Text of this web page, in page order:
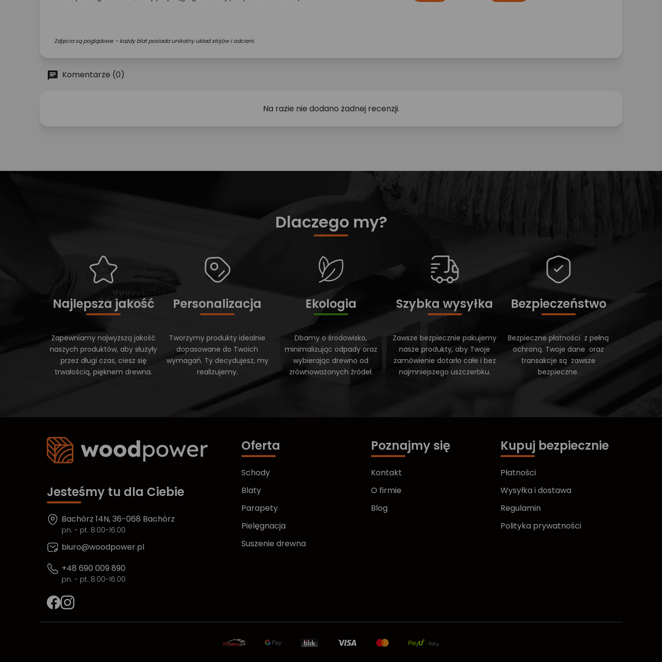
Zdjęcia są poglądowe – każdy blat posiada unikalny układ słojów i odcieni.
Komentarze (0)
Na razie nie dodano żadnej recenzji.
Dlaczego my?
Najlepsza jakość
Zapewniamy najwyższą jakość
naszych produktów, aby służyły
przez długi czas, ciesz się
trwałością, pięknem drewna.
Personalizacja
Tworzymy produkty idealnie
dopasowane do Twoich
wymagań. Ty decydujesz, my
realizujemy.
Ekologia
Dbamy o środowisko,
minimalizując odpady oraz
wybierając drewno od
zrównoważonych źródeł.
Szybka wysyłka
Zawsze bezpiecznie pakujemy
nasze produkty, aby Twoje
zamówienie dotarło całe i bez
najmniejszego uszczerbku.
Bezpieczeństwo
Bezpieczne płatności z pełną
ochroną. Twoje dane oraz
transakcje są zawsze
bezpieczne.
Jesteśmy tu dla Ciebie
Bachórz 14N, 36-068 Bachórz
pn. - pt. 8:00-16:00
biuro@woodpower.pl
+48 690 009 890
pn. - pt. 8:00-16:00
Oferta
Schody
Blaty
Parapety
Pielęgnacja
Suszenie drewna
Poznajmy się
Kontakt
O firmie
Blog
Kupuj bezpiecznie
Płatności
Wysyłka i dostawa
Regulamin
Polityka prywatności